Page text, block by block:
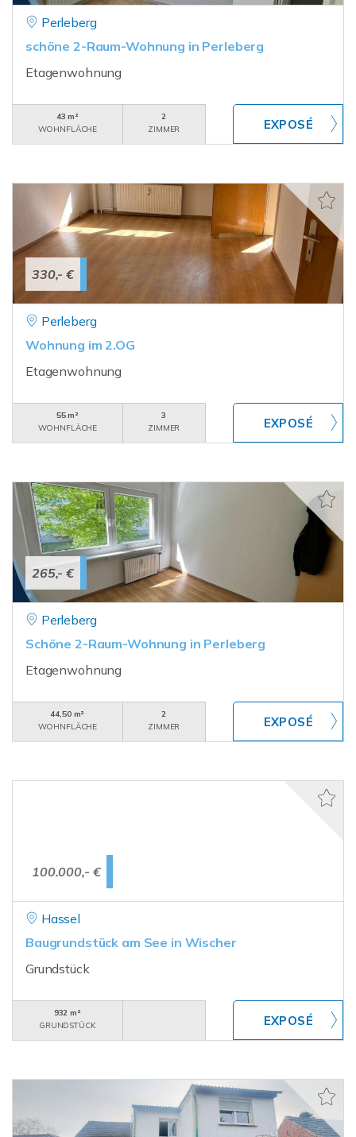
Perleberg
schöne 2-Raum-Wohnung in Perleberg
Etagenwohnung
43 m²
WOHNFLÄCHE
2
ZIMMER
330,- €
Perleberg
Wohnung im 2.OG
Etagenwohnung
55 m²
WOHNFLÄCHE
3
ZIMMER
265,- €
Perleberg
Schöne 2-Raum-Wohnung in Perleberg
Etagenwohnung
44,50 m²
WOHNFLÄCHE
2
ZIMMER
100.000,- €
Hassel
Baugrundstück am See in Wischer
Grundstück
932 m²
GRUNDSTÜCK